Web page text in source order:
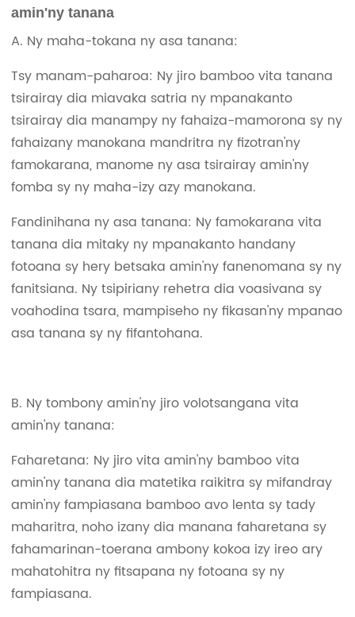
amin'ny tanana
A. Ny maha-tokana ny asa tanana:
Tsy manam-paharoa: Ny jiro bamboo vita tanana
tsirairay dia miavaka satria ny mpanakanto
tsirairay dia manampy ny fahaiza-mamorona sy ny
fahaizany manokana mandritra ny fizotran'ny
famokarana, manome ny asa tsirairay amin'ny
fomba sy ny maha-izy azy manokana.
Fandinihana ny asa tanana: Ny famokarana vita
tanana dia mitaky ny mpanakanto handany
fotoana sy hery betsaka amin'ny fanenomana sy ny
fanitsiana. Ny tsipiriany rehetra dia voasivana sy
voahodina tsara, mampiseho ny fikasan'ny mpanao
asa tanana sy ny fifantohana.
B. Ny tombony amin'ny jiro volotsangana vita
amin'ny tanana:
Faharetana: Ny jiro vita amin'ny bamboo vita
amin'ny tanana dia matetika raikitra sy mifandray
amin'ny fampiasana bamboo avo lenta sy tady
maharitra, noho izany dia manana faharetana sy
fahamarinan-toerana ambony kokoa izy ireo ary
mahatohitra ny fitsapana ny fotoana sy ny
fampiasana.